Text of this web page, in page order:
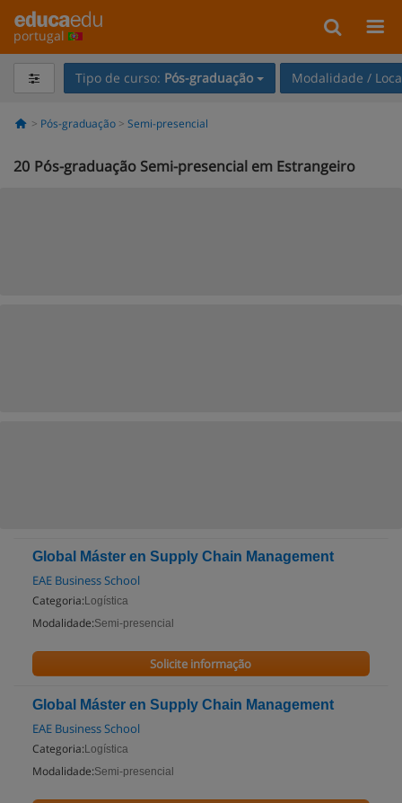
portugal
Tipo de curso: Pós-graduação Modalidade /
Pós-graduação Semi-presencial
20 Pós-graduação Semi-presencial em Estrangeiro
Global Máster en Supply Chain Management
EAE Business School
Categoria: Logística
Modalidade:Semi-presencial
Solicite informação
Global Máster en Supply Chain Management
EAE Business School
Categoria: Logística
Modalidade:Semi-presencial